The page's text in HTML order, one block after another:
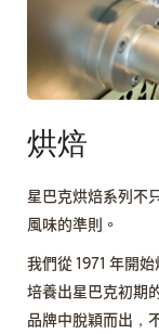
烘焙
星巴克烘焙系列不
風味的準則。
我們從 1971 年開
培養出星巴克初期
品牌中脫穎而出，